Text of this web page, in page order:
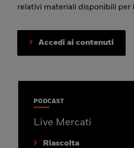
relativi materiali disponibili per
Accedi ai contenuti
PODCAST
Live Mercati
Riascolta